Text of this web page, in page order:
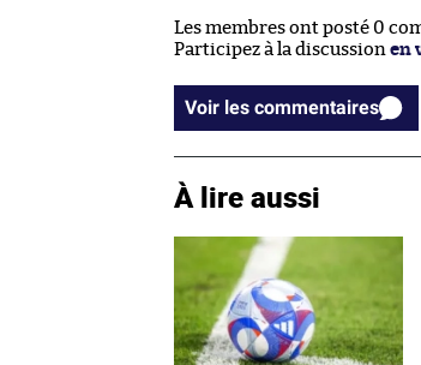
Les membres ont posté 0
Participez à la discussion en
Voir les commentaires
À lire aussi